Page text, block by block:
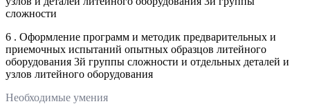
сложности
6 . Оформление программ и методик предварительных и
приемочных испытаний опытных образцов литейного
оборудования 3й группы сложности и отдельных деталей и
узлов литейного оборудования
Необходимые умения